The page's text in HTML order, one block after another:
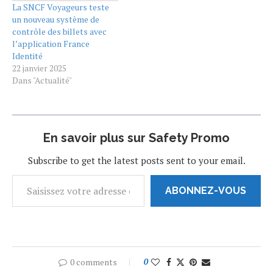
La SNCF Voyageurs teste
un nouveau système de
contrôle des billets avec
l’application France
Identité
22 janvier 2025
Dans "Actualité"
En savoir plus sur Safety Promo
Subscribe to get the latest posts sent to your email.
ABONNEZ-VOUS
0 comments 0